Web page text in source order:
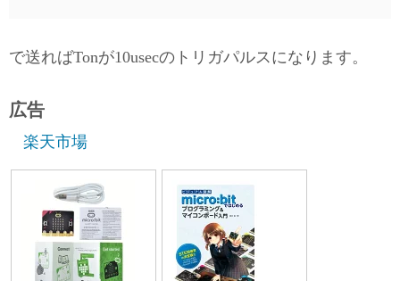
で送ればTonが10usecのトリガパルスになります。
広告
楽天市場